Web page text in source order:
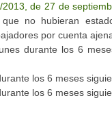
2013, de 27 de
no hubieran
por cuenta
durante los 6
los 6 meses
los 6 meses